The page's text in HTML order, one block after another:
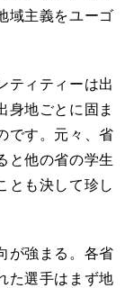
域主義をユーゴ
ティティーは出
身地ごとに固ま
です。元々、省
と他の省の学生
とも決して珍し
が強まる。各省
た選手はまず地